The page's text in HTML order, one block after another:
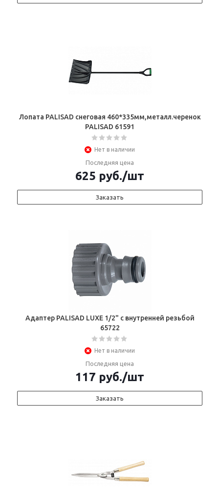
Лопата PALISAD снеговая 460*335мм,металл.черенок
PALISAD 61591
Нет в наличии
Последняя цена
625 руб./шт
Заказать
Адаптер PALISAD LUXE 1/2" с внутренней резьбой
65722
Нет в наличии
Последняя цена
117 руб./шт
Заказать